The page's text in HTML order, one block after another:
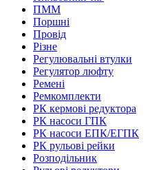
ПММ
Поршні
Провід
Різне
Регулювальні втулки
Регулятор люфту
Ремені
Ремкомплекти
РК кермові редуктора
РК насоси ГПК
РК насоси ЕПК/ЕГПК
РК рульові рейки
Розподільник